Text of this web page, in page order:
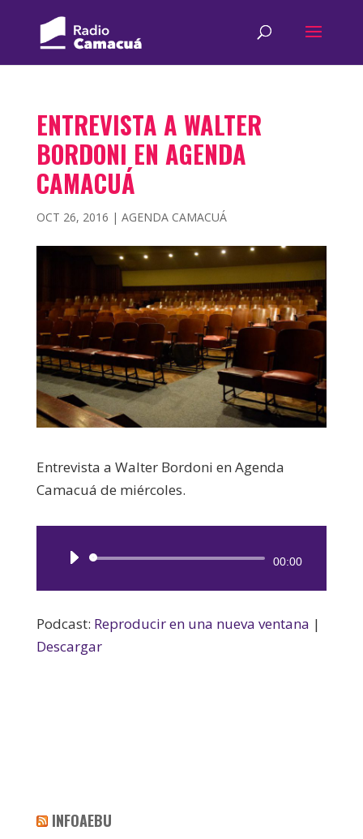
ENTREVISTA A WALTER
BORDONI EN AGENDA
CAMACUÁ
OCT 26, 2016 | AGENDA CAMACUÁ
Entrevista a Walter Bordoni en Agenda
Camacuá de miércoles.
Reproductor
00:00
Podcast: Reproducir en una nueva ventana |
Descargar
INFOAEBU